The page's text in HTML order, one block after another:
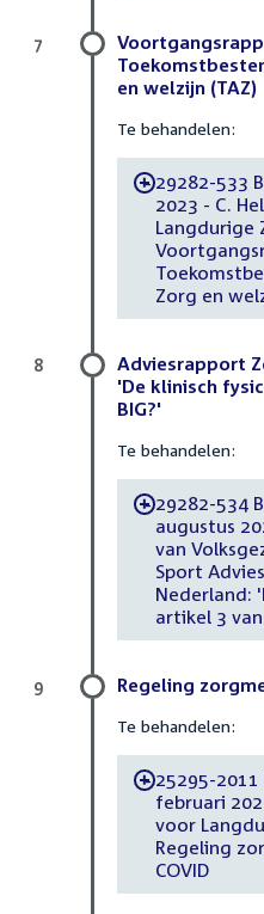
en welzijn (TAZ)
Te behandelen:
-29282-533
2023 - C.
Langdurige
Zorg en
7
Adviesrapport
'De klinisch
BIG?'
Te behandelen:
-29282-534
augustus
van
Sport
Nederland:
artikel 3
8
Regeling
Te behandelen:
-25295-
februari
voor
Regeling
COVID
9